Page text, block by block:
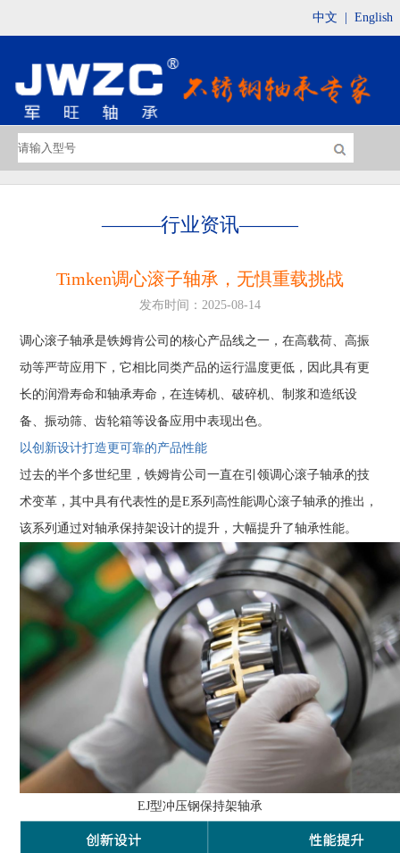
中文 English
———行业资讯———
Timken调心滚子轴承，无惧重载挑战
发布时间：2025-08-14
调心滚子轴承是铁姆肯公司的核心产品线之一，在高载荷、高振
动等严苛应用下，它相比同类产品的运行温度更低，因此具有更
长的润滑寿命和轴承寿命，在连铸机、破碎机、制浆和造纸设
备、振动筛、齿轮箱等设备应用中表现出色。
以创新设计打造更可靠的产品性能
过去的半个多世纪里，铁姆肯公司一直在引领调心滚子轴承的技
术变革，其中具有代表性的是E系列高性能调心滚子轴承的推出，
该系列通过对轴承保持架设计的提升，大幅提升了轴承性能。
EJ型冲压钢保持架轴承